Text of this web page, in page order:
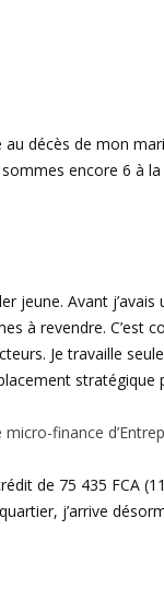
au décès de mon
encore 6 à
Avant j’avais
à revendre. C’est
Je travaille
finance
de 75 435 FCA
j’arrive